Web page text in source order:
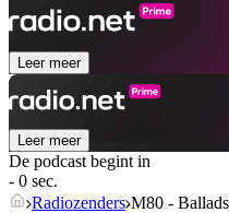
Leer meer
Leer meer
De podcast begint in
- 0 sec.
Radiozenders M80 - Ballads